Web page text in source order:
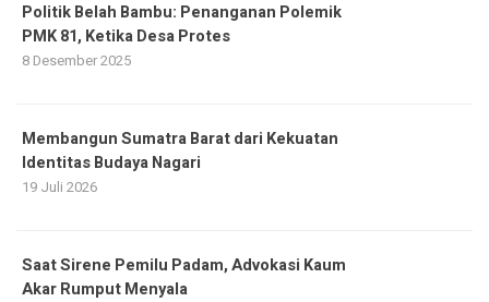
Politik Belah Bambu: Penanganan Polemik
PMK 81, Ketika Desa Protes
8 Desember 2025
Membangun Sumatra Barat dari Kekuatan
Identitas Budaya Nagari
19 Juli 2026
Saat Sirene Pemilu Padam, Advokasi Kaum
Akar Rumput Menyala